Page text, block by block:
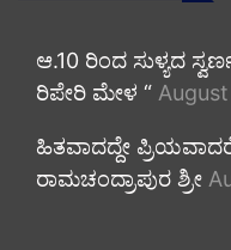
ಆ.10 ರಿಂದ ಸುಳ್ಯದ
ರಿಪೇರಿ ಮೇಳ “
ಹಿತವಾದದ್ದೇ
ರಾಮಚಂದ್ರಾಪುರ ಶ್ರೀ